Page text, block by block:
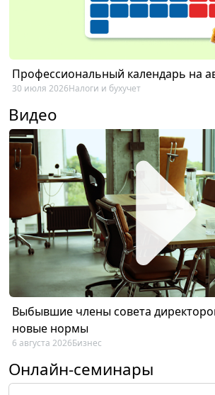
Профессиональный календарь на
30 июля 2026Налоги и бухучет
Видео
Выбывшие члены совета
новые нормы
6 августа 2026Бизнес
Онлайн-семинары